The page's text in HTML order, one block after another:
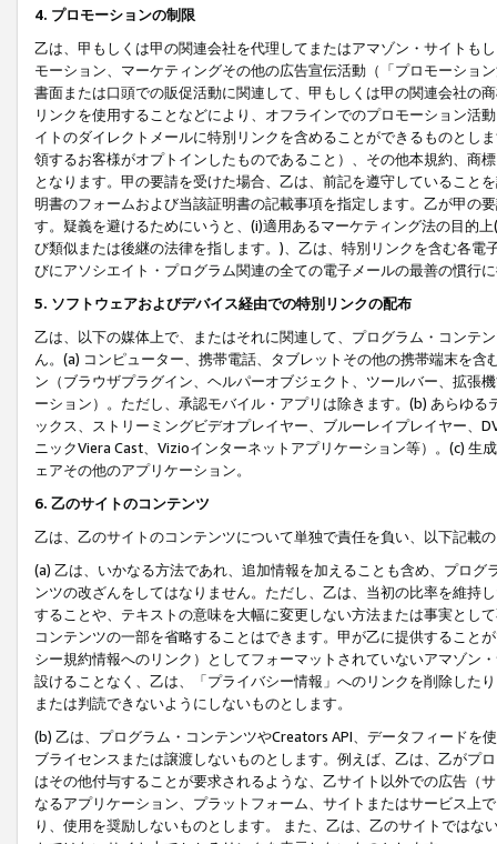
4. プロモーションの制限
乙は、甲もしくは甲の関連会社を代理してまたはアマゾン・サイトも
モーション、マーケティングその他の広告宣伝活動（「プロモーショ
書面または口頭での販促活動に関連して、甲もしくは甲の関連会社の
リンクを使用することなどにより、オフラインでのプロモーション活
イトのダイレクトメールに特別リンクを含めることができるものとし
領するお客様がオプトインしたものであること）、その他本規約、商
となります。甲の要請を受けた場合、乙は、前記を遵守していること
明書のフォームおよび当該証明書の記載事項を指定します。乙が甲の
す。疑義を避けるためにいうと、(i)適用あるマーケティング法の目的
び類似または後継の法律を指します。)、乙は、特別リンクを含む各
びにアソシエイト・プログラム関連の全ての電子メールの最善の慣行
5. ソフトウェアおよびデバイス経由での特別リンクの配布
乙は、以下の媒体上で、またはそれに関連して、プログラム・コンテ
ん。(a) コンピューター、携帯電話、タブレットその他の携帯端末を
ン（ブラウザプラグイン、ヘルパーオブジェクト、ツールバー、拡張
ーション）。ただし、承認モバイル・アプリは除きます。(b) あらゆ
ックス、ストリーミングビデオプレイヤー、ブルーレイプレイヤー、
ニックViera Cast、Vizioインターネットアプリケーション等）。(c)
ェアその他のアプリケーション。
6. 乙のサイトのコンテンツ
乙は、乙のサイトのコンテンツについて単独で責任を負い、以下記載
(a) 乙は、いかなる方法であれ、追加情報を加えることも含め、プロ
ンツの改ざんをしてはなりません。ただし、乙は、当初の比率を維持
することや、テキストの意味を大幅に変更しない方法または事実とし
コンテンツの一部を省略することはできます。甲が乙に提供すること
シー規約情報へのリンク）としてフォーマットされていないアマゾン
設けることなく、乙は、「プライバシー情報」へのリンクを削除した
または判読できないようにしないものとします。
(b) 乙は、プログラム・コンテンツやCreators API、データフィード
ブライセンスまたは譲渡しないものとします。例えば、乙は、乙がプ
はその他付与することが要求されるような、乙サイト以外での広告（
なるアプリケーション、プラットフォーム、サイトまたはサービス上
り、使用を奨励しないものとします。 また、乙は、乙のサイトでは